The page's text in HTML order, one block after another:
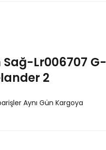
Lr006707 G-
2
Aynı Gün Kargoya